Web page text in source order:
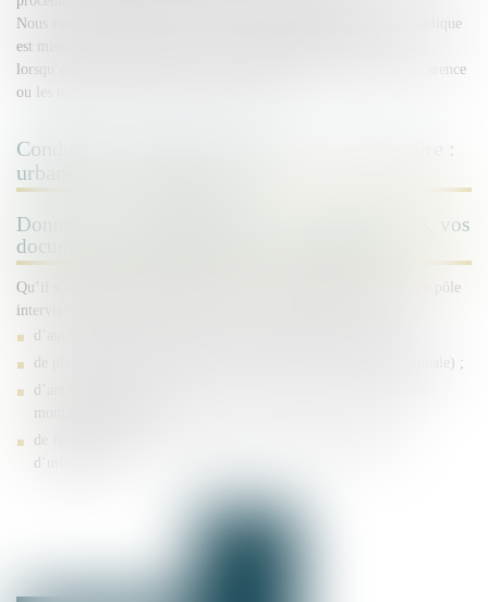
Nous intervenons enfin lorsque la responsabilité de la personne publique
est mise en cause au titre de l’exercice des pouvoirs de police, ou
lorsqu’elle agit en demande en raison d’un préjudice causé par la carence
ou les mesures prises par une autre autorité.
Conduire vos projets et sécuriser votre territoire :
urbanisme et expropriation
Donner de la solidité juridique à vos autorisations, vos
documents de planification et vos opérations
Qu’il s’agisse de projets opérationnels ou de la gestion courante, ce pôle
intervient régulièrement pour les personnes publiques en matière :
d’autorisations de construire (permis, déclaration préalable) ;
de planification (SRADDET, SCOT, PLUi, PLU, carte communale) ;
d’aménagement (ZAC, concession d’aménagement, lotissement,
montages complexes) ;
de financement de l’urbanisme (PUP, taxes et participations
d’urbanisme).